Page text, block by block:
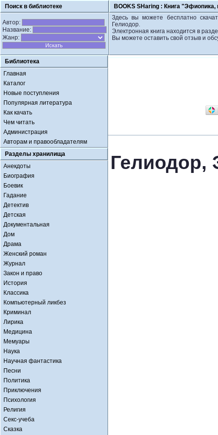
Поиск в библиотеке BOOKS SHaring : Книга "Эфиопика,
Автор:
Название:
Жанр:
Здесь вы можете бесплатно
Гелиодор.
Электронная книга находится в
Вы можете оставить свой отзыв и
Библиотека
Главная
Каталог
Новые поступления
Популярная литература
Как качать
Чем читать
Администрация
Авторам и правообладателям
Разделы хранилища
Анекдоты
Биография
Боевик
Гадание
Детектив
Детская
Документальная
Дом
Драма
Женский роман
Журнал
Закон и право
История
Классика
Компьютерный ликбез
Криминал
Лирика
Медицина
Мемуары
Наука
Научная фантастика
Песни
Политика
Приключения
Психология
Религия
Секс-учеба
Сказка
Гелиодор,